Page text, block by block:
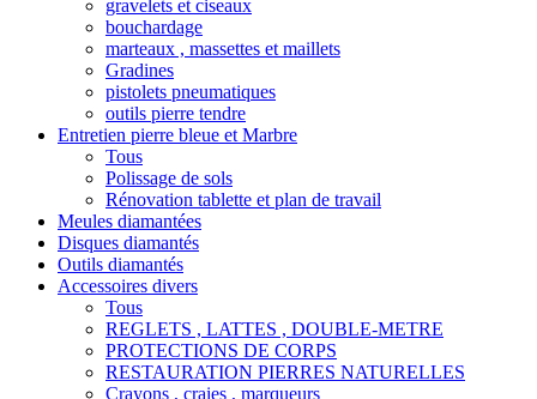
gravelets et ciseaux
bouchardage
marteaux , massettes et maillets
Gradines
pistolets pneumatiques
outils pierre tendre
Entretien pierre bleue et Marbre
Tous
Polissage de sols
Rénovation tablette et plan de travail
Meules diamantées
Disques diamantés
Outils diamantés
Accessoires divers
Tous
REGLETS , LATTES , DOUBLE-METRE
PROTECTIONS DE CORPS
RESTAURATION PIERRES NATURELLES
Crayons , craies , marqueurs